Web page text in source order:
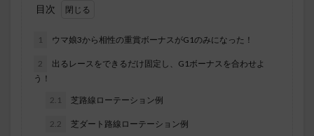
目次
1 ウマ娘3から相性の重賞ボーナスがG1のみになった！
2
出るレースをできるだけ固定し、G1ボーナスを合わせよ
う！
2.1 芝路線ローテーション例
2.2 芝ダート路線ローテーション例